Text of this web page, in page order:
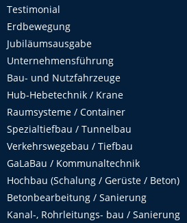
Testimonial
Erdbewegung
Jubiläumsausgabe
Unternehmensführung
Bau- und Nutzfahrzeuge
Hub-Hebetechnik / Krane
Raumsysteme / Container
Spezialtiefbau / Tunnelbau
Verkehrswegebau / Tiefbau
GaLaBau / Kommunaltechnik
Hochbau (Schalung / Gerüste / Beton)
Betonbearbeitung / Sanierung
Kanal-, Rohrleitungs- bau / Sanierung